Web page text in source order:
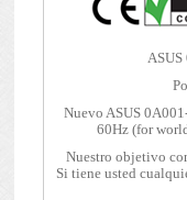
Nuevo ASUS
60Hz (for
Nuestro objetivo
Si tiene usted